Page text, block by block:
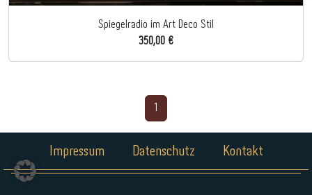
Spiegelradio im Art Deco Stil
350,00 €
Impressum Datenschutz Kontakt